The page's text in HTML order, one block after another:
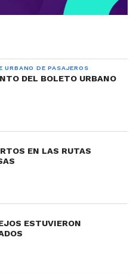
URBANO DE PASAJEROS
DEL BOLETO URBANO
EN LAS RUTAS
ESTUVIERON